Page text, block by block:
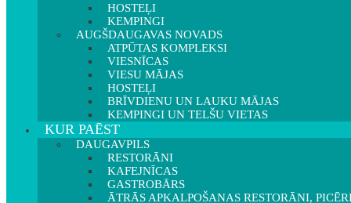
HOSTEĻI
KEMPINGI
AUGŠDAUGAVAS NOVADS
ATPŪTAS KOMPLEKSI
VIESNĪCAS
VIESU MĀJAS
HOSTEĻI
BRĪVDIENU UN LAUKU MĀJAS
KEMPINGI UN TELŠU VIETAS
KUR PAĒST
DAUGAVPILS
RESTORĀNI
KAFEJNĪCAS
GASTROBĀRS
ĀTRĀS APKALPOŠANAS RESTORĀNI,